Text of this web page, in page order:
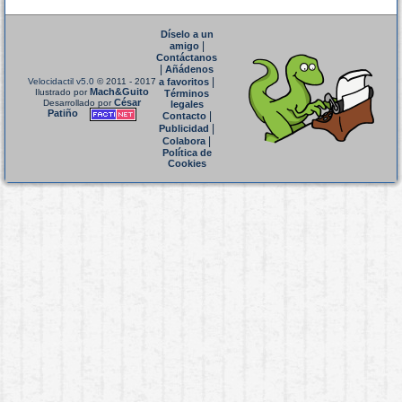
Velocidactil v5.0 © 2011 - 2017
Ilustrado porMach&Guito
Desarrollado porCésar
Patiño
Díselo a un
amigo|
Contáctanos
Añádenos
a favoritos
Términos
legales
Contacto|
Publicidad
Colabora|
Política de
Cookies